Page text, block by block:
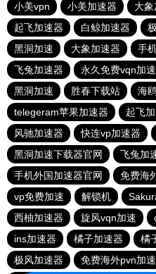
小美vpn
小美加速器 大
起飞加速器
白鲸加速器
黑洞加速
大象加速器 手
飞兔加速器
永久免费vqn加
黑洞加速
胜春下载站
海
telegeram苹果加速器
起飞
风驰加速器
快连vp加速器
黑洞加速下载器官网
飞兔加
手机外国加速器官网
免费海
vp免费加速
解锁机
西柚加速器
旋风vqn加速
ins加速器
橘子加速器 橘
极风加速器
免费海外pvn加